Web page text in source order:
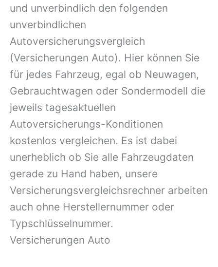
und unverbindlich den folgenden
unverbindlichen
Autoversicherungsvergleich
(Versicherungen Auto). Hier können Sie
für jedes Fahrzeug, egal ob Neuwagen,
Gebrauchtwagen oder Sondermodell die
jeweils tagesaktuellen
Autoversicherungs-Konditionen
kostenlos vergleichen. Es ist dabei
unerheblich ob Sie alle Fahrzeugdaten
gerade zu Hand haben, unsere
Versicherungsvergleichsrechner arbeiten
auch ohne Herstellernummer oder
Typschlüsselnummer.
Versicherungen Auto